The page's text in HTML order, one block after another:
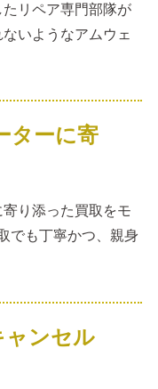
リペア専門部隊が
いようなアムウェ
ターに寄
り添った買取をモ
でも丁寧かつ、親身
ャンセル